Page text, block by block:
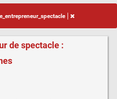
de spectacle :